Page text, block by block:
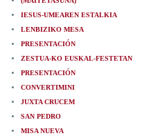
IESUS-UMEAREN ESTALKIA
LENBIZIKO MESA
PRESENTACIÓN
ZESTUA-KO EUSKAL-FESTETAN
PRESENTACIÓN
CONVERTIMINI
JUXTA CRUCEM
SAN PEDRO
MISA NUEVA